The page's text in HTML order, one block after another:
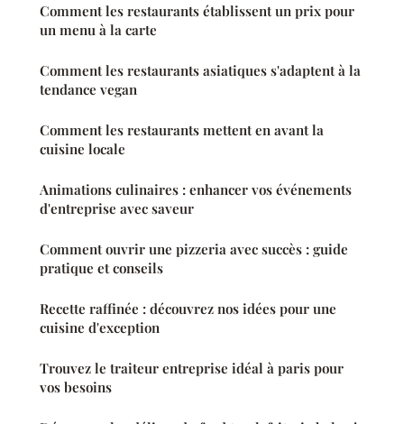
Comment les restaurants établissent un prix pour
un menu à la carte
Comment les restaurants asiatiques s'adaptent à la
tendance vegan
Comment les restaurants mettent en avant la
cuisine locale
Animations culinaires : enhancer vos événements
d'entreprise avec saveur
Comment ouvrir une pizzeria avec succès : guide
pratique et conseils
Recette raffinée : découvrez nos idées pour une
cuisine d'exception
Trouvez le traiteur entreprise idéal à paris pour
vos besoins